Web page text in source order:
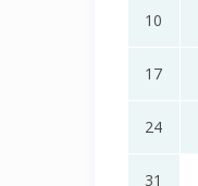
10
17
24
31